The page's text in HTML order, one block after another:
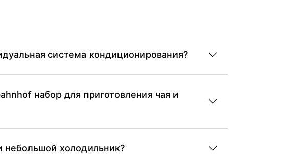
система кондиционирования?
набор для приготовления чая и
небольшой холодильник?